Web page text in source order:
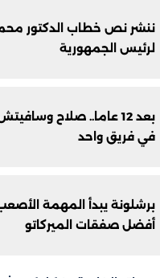
ننشر نص خطاب الدكتور
لرئيس الجمهورية
بعد 12 عاما.. صلاح
في فريق واحد
برشلونة يبدأ المهمة
أفضل صفقات الميركاتو